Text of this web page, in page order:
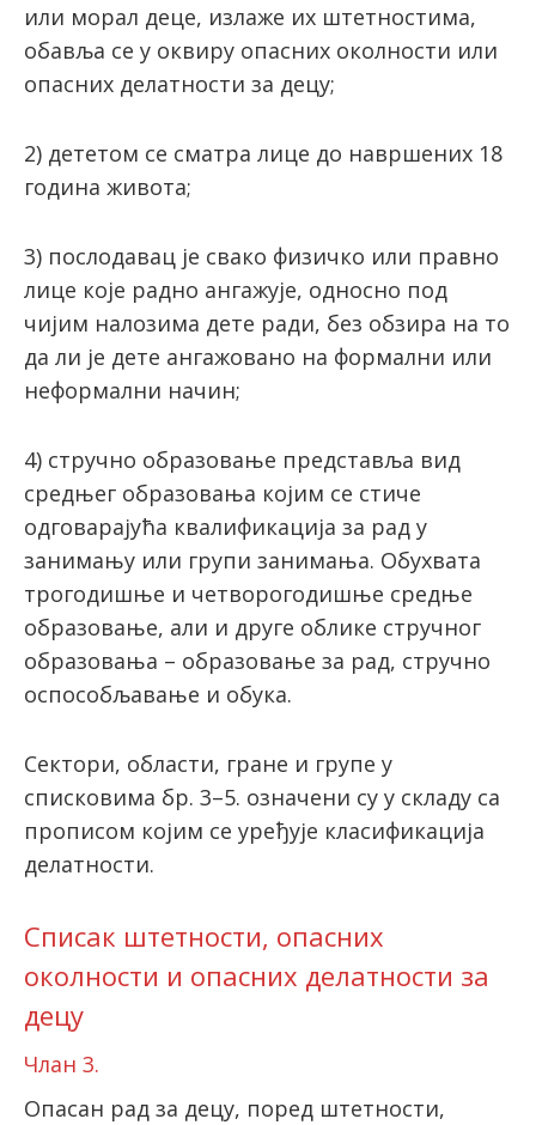
или морал деце, излаже их штетностима,
обавља се у оквиру опасних околности или
опасних делатности за децу;
2) дететом се сматра лице до навршених 18
година живота;
3) послодавац је свако физичко или правно
лице које радно ангажује, односно под
чијим налозима дете ради, без обзира на то
да ли је дете ангажовано на формални или
неформални начин;
4) стручно образовање представља вид
средњег образовања којим се стиче
одговарајућа квалификација за рад у
занимању или групи занимања. Обухвата
трогодишње и четворогодишње средње
образовање, али и друге облике стручног
образовања – образовање за рад, стручно
оспособљавање и обука.
Сектори, области, гране и групе у
списковима бр. 3–5. означени су у складу са
прописом којим се уређује класификација
делатности.
Списак штетности, опасних
околности и опасних делатности за
децу
Члан 3.
Опасан рад за децу, поред штетности,